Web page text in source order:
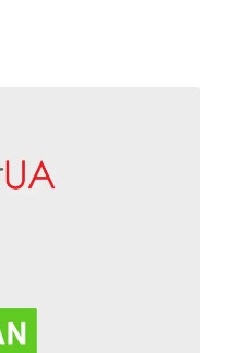
знаходьте впливових осіб, щоб
більше